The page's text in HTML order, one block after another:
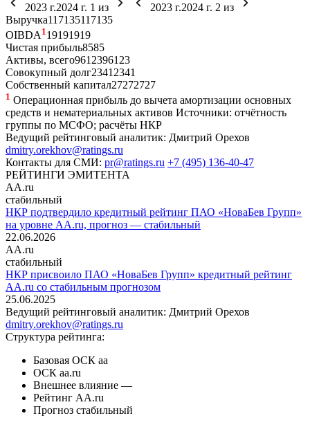
2023 г.2024 г. 1 из 2023 г.2024 г. 2 из
Выручка117135117135
OIBDA 1 19191919
Чистая прибыль8585
Активы, всего9612396123
Совокупный долг2341 2341
Собственный капитал27272727
1 Операционная прибыль до вычета амортизации основных
средств и нематериальных активов Источники: отчётность
группы по МСФО; расчёты НКР
Ведущий рейтинговый аналитик: Дмитрий Орехов
dmitry.orekhov@ratings.ru
Контакты для СМИ: pr@ratings.ru +7 (495) 136-40-47
РЕЙТИНГИ ЭМИТЕНТА
AA.ru
стабильный
НКР подтвердило кредитный рейтинг ПАО «НоваБев Групп»
на уровне AA.ru, прогноз — стабильный
22.06.2026
AA.ru
стабильный
НКР присвоило ПАО «НоваБев Групп» кредитный рейтинг
AA.ru со стабильным прогнозом
25.06.2025
Ведущий рейтинговый аналитик: Дмитрий Орехов
dmitry.orekhov@ratings.ru
Структура рейтинга:
Базовая ОСК aa
ОСК aa.ru
Внешнее влияние —
Рейтинг AA.ru
Прогноз стабильный